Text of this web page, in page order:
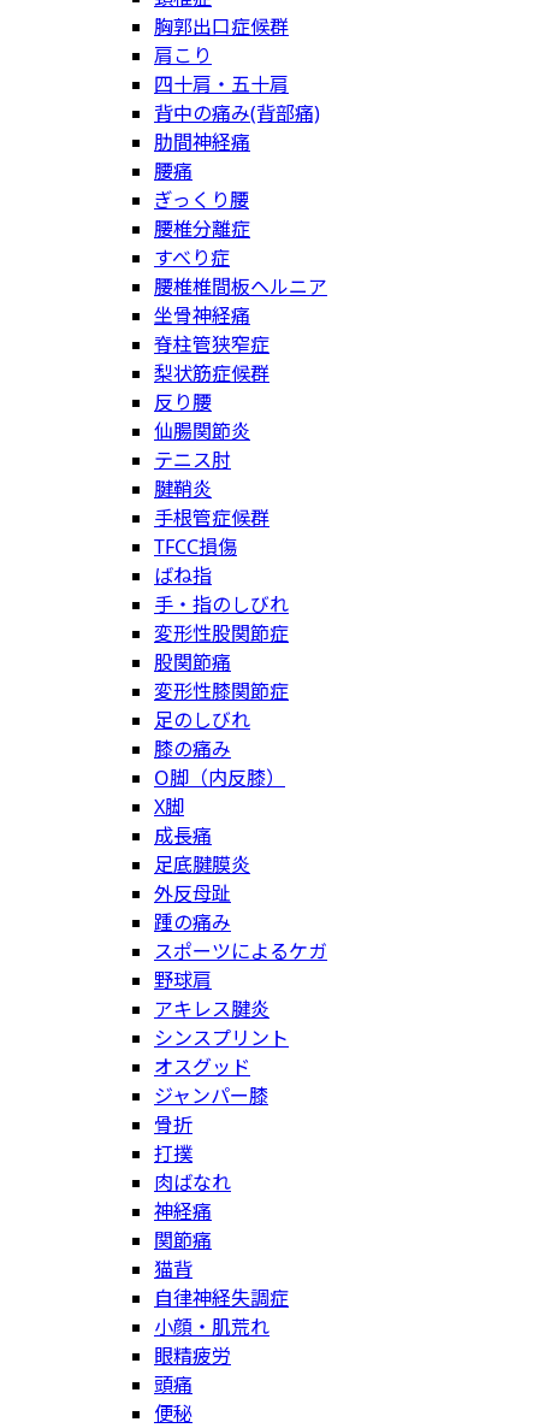
胸郭出口症候群
肩こり
四十肩・五十肩
背中の痛み(背部痛)
肋間神経痛
腰痛
ぎっくり腰
腰椎分離症
すべり症
腰椎椎間板ヘルニア
坐骨神経痛
脊柱管狭窄症
梨状筋症候群
反り腰
仙腸関節炎
テニス肘
腱鞘炎
手根管症候群
TFCC損傷
ばね指
手・指のしびれ
変形性股関節症
股関節痛
変形性膝関節症
足のしびれ
膝の痛み
O脚（内反膝）
X脚
成長痛
足底腱膜炎
外反母趾
踵の痛み
スポーツによるケガ
野球肩
アキレス腱炎
シンスプリント
オスグッド
ジャンパー膝
骨折
打撲
肉ばなれ
神経痛
関節痛
猫背
自律神経失調症
小顔・肌荒れ
眼精疲労
頭痛
便秘